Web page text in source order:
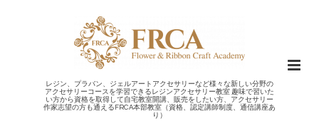
レジン、プラバン、ジェルアートアクセサリーなど様々な新しい分野の
アクセサリーコースを学習できるレジンアクセサリー教室 趣味で習いた
い方から資格を取得して自宅教室開講、販売をしたい方、アクセサリー
作家志望の方も通えるFRCA本部教室（資格、認定講師制度、通信講座あ
り）